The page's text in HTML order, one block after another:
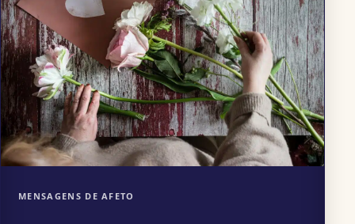
MENSAGENS DE AFETO